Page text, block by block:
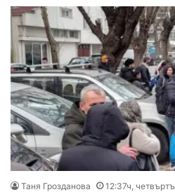
Таня Грозданова 12:37ч,